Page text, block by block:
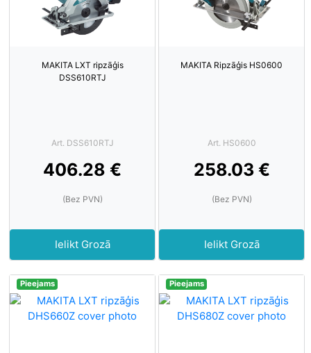
MAKITA LXT ripzāģis
DSS610RTJ
Art. DSS610RTJ
406.28 €
(Bez PVN)
Ielikt Grozā
MAKITA Ripzāģis HS0600
Art. HS0600
258.03 €
(Bez PVN)
Ielikt Grozā
Pieejams Pieejams